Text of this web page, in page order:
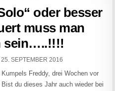
oder besser
muss man
sein…..!!!!
PUBLISHED DATE:
25. SEPTEMBER 2016
Freddy, drei Wochen vor
du dieses Jahr auch wieder bei